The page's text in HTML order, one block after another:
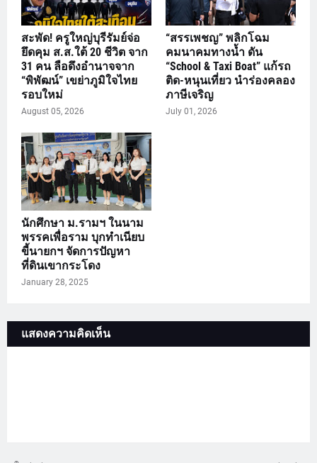
สะพัด! ครูใหญ่บุรีรัมย์จ่อ
ยึดคุม ส.ส.ใต้ 20 ชีวิต จาก
31 คน ลือดึงอำนาจจาก
“พิพัฒน์” เขย่าภูมิใจไทย
รอบใหม่
August 05, 2026
“สรรเพชญ” พลิกโฉม
คมนาคมทางน้ำ ดัน
“School & Taxi Boat” แก้รถ
ติด-หนุนเที่ยว นำร่องคลอง
ภาษีเจริญ
July 01, 2026
นักศึกษา ม.รามฯ ในนาม
พรรคเพื่อราม บุกทำเนียบ
ขี้นายกฯ จัดการปัญหา
ที่ดินเขากระโดง
January 28, 2025
แสดงความคิดเห็น